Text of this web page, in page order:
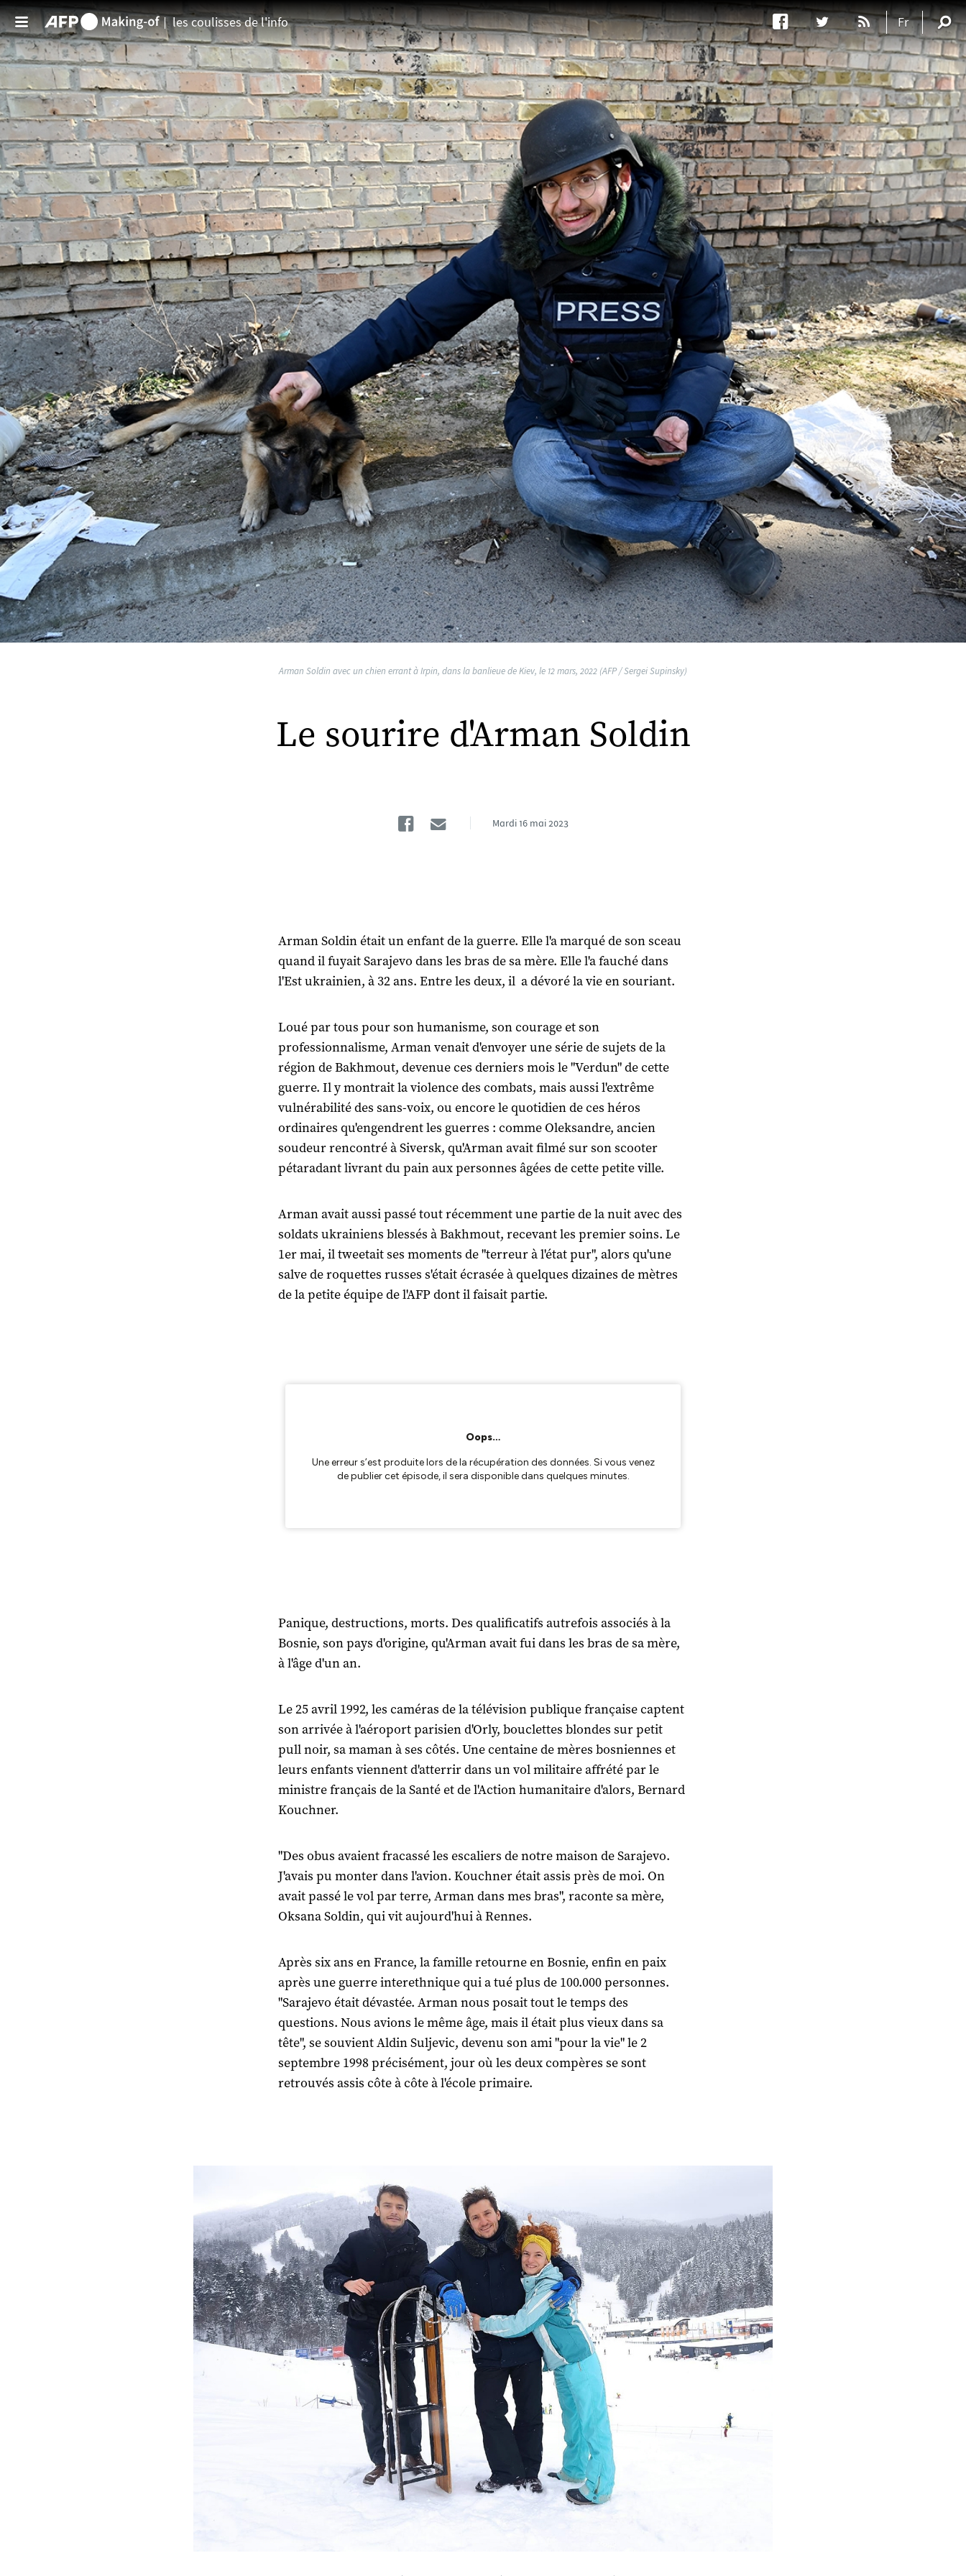
Aller au contenu principal
les coulisses de l'info
Arman Soldin avec un chien errant à Irpin, dans la banlieue de Kiev, le 12 mars, 2022 (AFP / Sergei Supinsky)
Le sourire d'Arman Soldin
Facebook
Email
Mardi 16 mai 2023
Arman Soldin était un enfant de la guerre. Elle l'a marqué de son sceau
quand il fuyait Sarajevo dans les bras de sa mère. Elle l'a fauché dans
l'Est ukrainien, à 32 ans. Entre les deux, il a dévoré la vie en souriant.
Loué par tous pour son humanisme, son courage et son
professionnalisme, Arman venait d'envoyer une série de sujets de la
région de Bakhmout, devenue ces derniers mois le "Verdun" de cette
guerre. Il y montrait la violence des combats, mais aussi l'extrême
vulnérabilité des sans-voix, ou encore le quotidien de ces héros
ordinaires qu'engendrent les guerres : comme Oleksandre, ancien
soudeur rencontré à Siversk, qu'Arman avait filmé sur son scooter
pétaradant livrant du pain aux personnes âgées de cette petite ville.
Arman avait aussi passé tout récemment une partie de la nuit avec des
soldats ukrainiens blessés à Bakhmout, recevant les premier soins. Le
1er mai, il tweetait ses moments de "terreur à l'état pur", alors qu'une
salve de roquettes russes s'était écrasée à quelques dizaines de mètres
de la petite équipe de l'AFP dont il faisait partie.
Panique, destructions, morts. Des qualificatifs autrefois associés à la
Bosnie, son pays d'origine, qu'Arman avait fui dans les bras de sa mère,
à l'âge d'un an.
Le 25 avril 1992, les caméras de la télévision publique française captent
son arrivée à l'aéroport parisien d'Orly, bouclettes blondes sur petit
pull noir, sa maman à ses côtés. Une centaine de mères bosniennes et
leurs enfants viennent d'atterrir dans un vol militaire affrété par le
ministre français de la Santé et de l'Action humanitaire d'alors, Bernard
Kouchner.
"Des obus avaient fracassé les escaliers de notre maison de Sarajevo.
J'avais pu monter dans l'avion. Kouchner était assis près de moi. On
avait passé le vol par terre, Arman dans mes bras", raconte sa mère,
Oksana Soldin, qui vit aujourd'hui à Rennes.
Après six ans en France, la famille retourne en Bosnie, enfin en paix
après une guerre interethnique qui a tué plus de 100.000 personnes.
"Sarajevo était dévastée. Arman nous posait tout le temps des
questions. Nous avions le même âge, mais il était plus vieux dans sa
tête", se souvient Aldin Suljevic, devenu son ami "pour la vie" le 2
septembre 1998 précisément, jour où les deux compères se sont
retrouvés assis côte à côte à l'école primaire.